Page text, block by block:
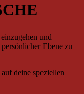
und
Ebene zu
deine speziellen